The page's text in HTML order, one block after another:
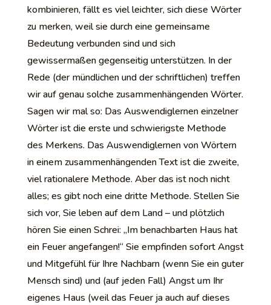
kombinieren, fällt es viel leichter, sich diese Wörter
zu merken, weil sie durch eine gemeinsame
Bedeutung verbunden sind und sich
gewissermaßen gegenseitig unterstützen. In der
Rede (der mündlichen und der schriftlichen) treffen
wir auf genau solche zusammenhängenden Wörter.
Sagen wir mal so: Das Auswendiglernen einzelner
Wörter ist die erste und schwierigste Methode
des Merkens. Das Auswendiglernen von Wörtern
in einem zusammenhängenden Text ist die zweite,
viel rationalere Methode. Aber das ist noch nicht
alles; es gibt noch eine dritte Methode. Stellen Sie
sich vor, Sie leben auf dem Land – und plötzlich
hören Sie einen Schrei: „Im benachbarten Haus hat
ein Feuer angefangen!“ Sie empfinden sofort Angst
und Mitgefühl für Ihre Nachbarn (wenn Sie ein guter
Mensch sind) und (auf jeden Fall) Angst um Ihr
eigenes Haus (weil das Feuer ja auch auf dieses